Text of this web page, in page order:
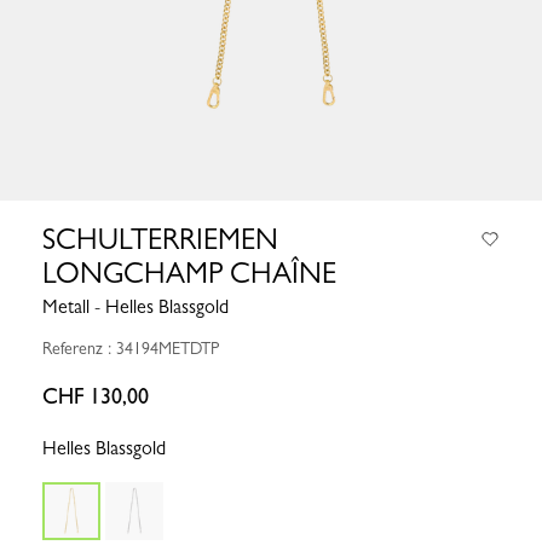
SCHULTERRIEMEN
LONGCHAMP CHAÎNE
Metall - Helles Blassgold
Referenz : 34194METDTP
CHF 130,00
Helles Blassgold